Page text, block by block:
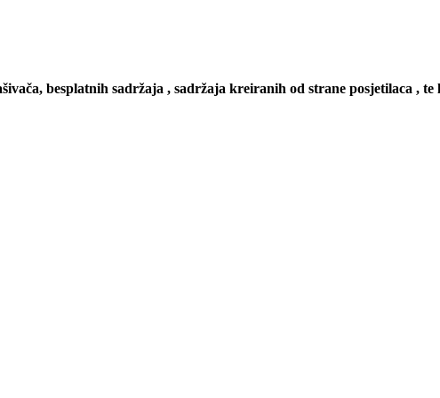
besplatnih sadržaja , sadržaja kreiranih od strane posjetilaca ,